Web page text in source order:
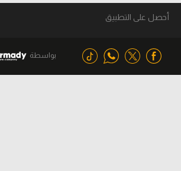
أحصل على التطبيق
بواسطة